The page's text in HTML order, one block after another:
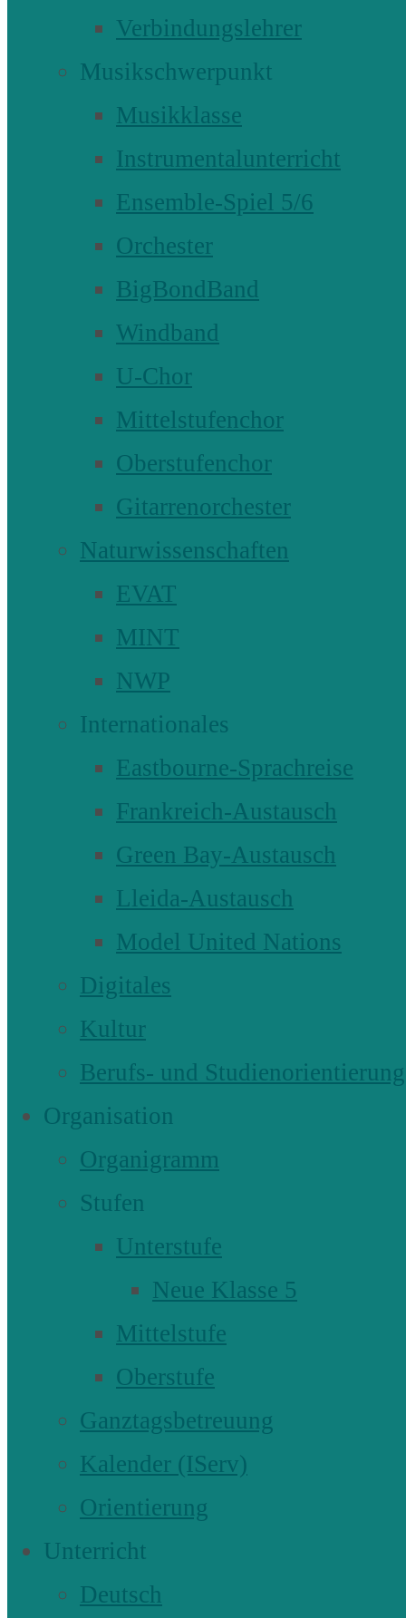
Verbindungslehrer
Musikschwerpunkt
Musikklasse
Instrumentalunterricht
Ensemble-Spiel 5/6
Orchester
BigBondBand
Windband
U-Chor
Mittelstufenchor
Oberstufenchor
Gitarrenorchester
Naturwissenschaften
EVAT
MINT
NWP
Internationales
Eastbourne-Sprachreise
Frankreich-Austausch
Green Bay-Austausch
Lleida-Austausch
Model United Nations
Digitales
Kultur
Berufs- und Studienorientierung
Organisation
Organigramm
Stufen
Unterstufe
Neue Klasse 5
Mittelstufe
Oberstufe
Ganztagsbetreuung
Kalender (IServ)
Orientierung
Unterricht
Deutsch